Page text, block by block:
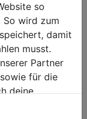
so
So wird zum
damit
musst.
Partner
für die
deine